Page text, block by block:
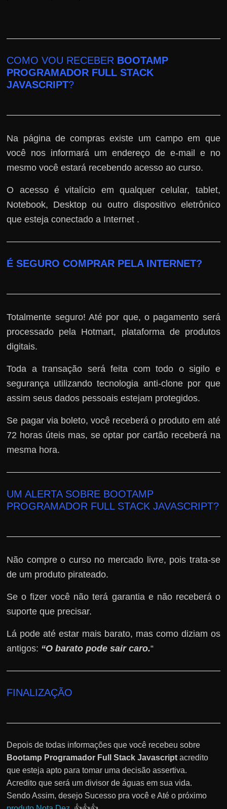
COMO VOU RECEBER BOOTAMP
PROGRAMADOR FULL STACK
JAVASCRIPT?
Na página de compras existe um campo em que
você nos informará um endereço de e-mail e no
mesmo você estará recebendo acesso ao curso.
O acesso é vitalício em qualquer celular, tablet,
Notebook, Desktop ou outro dispositivo eletrônico
que esteja conectado a Internet .
É SEGURO COMPRAR PELA INTERNET?
Totalmente seguro! Até por que, o pagamento será
processado pela Hotmart, plataforma de produtos
digitais.
Toda a transação será feita com todo o sigilo e
segurança utilizando tecnologia anti-clone por que
assim seus dados pessoais estejam protegidos.
Se pagar via boleto, você receberá o produto em até
72 horas úteis mas, se optar por cartão receberá na
mesma hora.
UM ALERTA SOBRE BOOTAMP
PROGRAMADOR FULL STACK JAVASCRIPT?
Não compre o curso no mercado livre, pois trata-se
de um produto pirateado.
Se o fizer você não terá garantia e não receberá o
suporte que precisar.
Lá pode até estar mais barato, mas como diziam os
antigos: “O barato pode sair caro.“
FINALIZAÇÃO
Depois de todas informações que você recebeu sobre
Bootamp Programador Full Stack Javascript acredito
que esteja apto para tomar uma decisão assertiva.
Acredito que será um divisor de águas em sua vida.
Sendo Assim, desejo Sucesso pra você e Até o próximo